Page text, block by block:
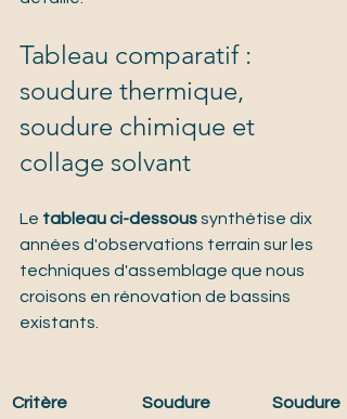
Tableau comparatif :
soudure thermique,
soudure chimique et
collage solvant
Le tableau ci-dessous synthétise dix
années d'observations terrain sur les
techniques d'assemblage que nous
croisons en rénovation de bassins
existants.
Critère
Soudure
Soudure